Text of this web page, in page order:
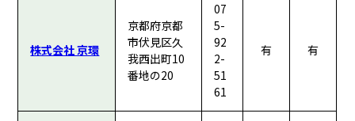
株式会社 京環
京都府京都
市伏見区久
我西出町10
番地の20
07
5-
92
2-
51
61
有 有